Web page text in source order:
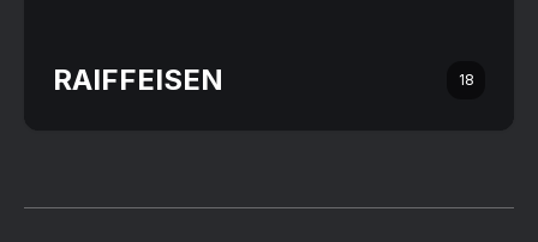
RAIFFEISEN 18